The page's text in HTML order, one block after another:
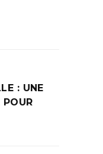
: UNE
POUR